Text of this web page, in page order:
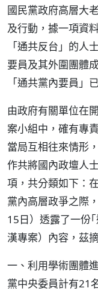
國民黨政府高層大
及行動，據一項資
「通共反台」的人
要員及其外圍團體
「通共黨內要員」
由政府有關單位在
案小組中，確有專
當局互相往來情形
作共將國內政壇人
項，共分類如下：
黨內高層政爭之際
15日）透露了一份
漢專案）內容，茲
一、利用學術團體
黨中央委員計有21